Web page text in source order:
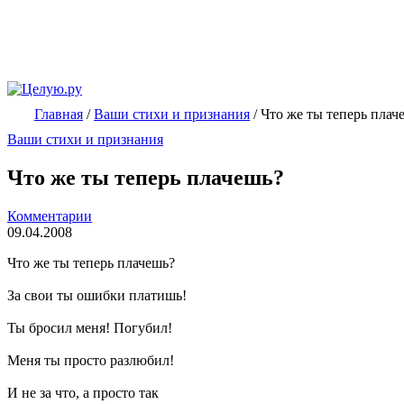
Главная /Ваши стихи и признания /Что же ты теперь
Ваши стихи и признания
Что же ты теперь плачешь?
Комментарии
09.04.2008
Что же ты теперь плачешь?
За свои ты ошибки платишь!
Ты бросил меня! Погубил!
Меня ты просто разлюбил!
И не за что, а просто так